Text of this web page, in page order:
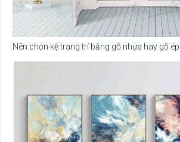
Nên chọn kệ trang trí bằng gỗ nhựa hay gỗ ép